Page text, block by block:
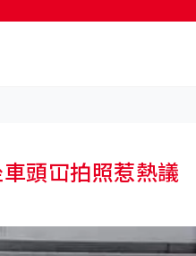
頭冚拍照惹熱議